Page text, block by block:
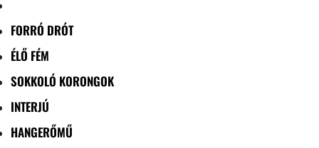
FORRÓ DRÓT
ÉLŐ FÉM
SOKKOLÓ KORONGOK
INTERJÚ
HANGERŐMŰ